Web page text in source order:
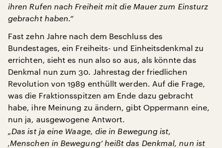
ihren Rufen nach Freiheit mit die Mauer zum Einsturz
gebracht haben.“
Fast zehn Jahre nach dem Beschluss des
Bundestages, ein Freiheits- und Einheitsdenkmal zu
errichten, sieht es nun also so aus, als könnte das
Denkmal nun zum 30. Jahrestag der friedlichen
Revolution von 1989 enthüllt werden. Auf die Frage,
was die Fraktionsspitzen am Ende dazu gebracht
habe, ihre Meinung zu ändern, gibt Oppermann eine,
nun ja, ausgewogene Antwort.
„Das ist ja eine Waage, die in Bewegung ist,
‚Menschen in Bewegung‘ heißt das Denkmal, nun ist